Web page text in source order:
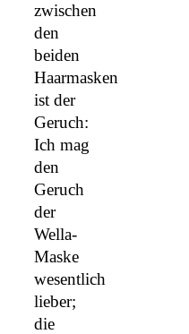
zwischen
den
beiden
Haarmasken
ist der
Geruch:
Ich mag
den
Geruch
der
Wella-
Maske
wesentlich
lieber;
die